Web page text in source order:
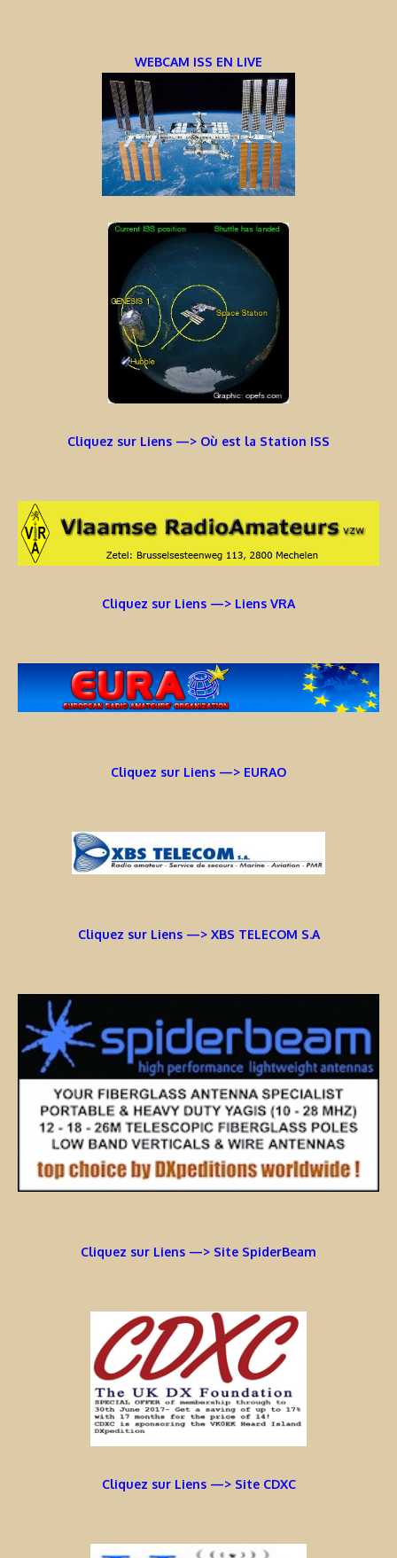
WEBCAM ISS EN LIVE
Cliquez sur Liens —> Où est la Station ISS
Cliquez sur Liens —> Liens VRA
Cliquez sur Liens —> EURAO
Cliquez sur Liens —> XBS TELECOM S.A
Cliquez sur Liens —> Site SpiderBeam
Cliquez sur Liens —> Site CDXC